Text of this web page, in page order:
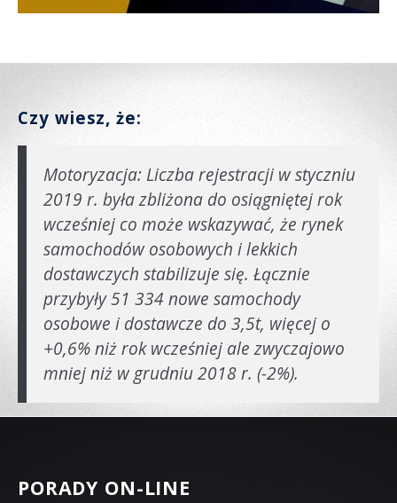
Czy wiesz, że:
Motoryzacja: Liczba rejestracji w styczniu
2019 r. była zbliżona do osiągniętej rok
wcześniej co może wskazywać, że rynek
samochodów osobowych i lekkich
dostawczych stabilizuje się. Łącznie
przybyły 51 334 nowe samochody
osobowe i dostawcze do 3,5t, więcej o
+0,6% niż rok wcześniej ale zwyczajowo
mniej niż w grudniu 2018 r. (-2%).
PORADY ON-LINE